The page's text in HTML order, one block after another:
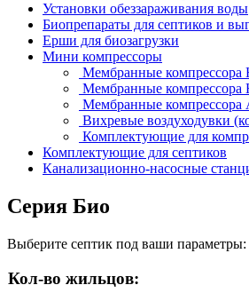
Установки обеззараживания воды
Биопрепараты для септиков и
Ерши для биозагрузки
Мини компрессоры
Мембранные компрессора
Мембранные
Мембранные
Вихревые воздуходувки
Комплектующие для
Комплектующие для септиков
Канализационно-насосные
Серия Био
Выберите септик под ваши параметры:
Кол-во жильцов: